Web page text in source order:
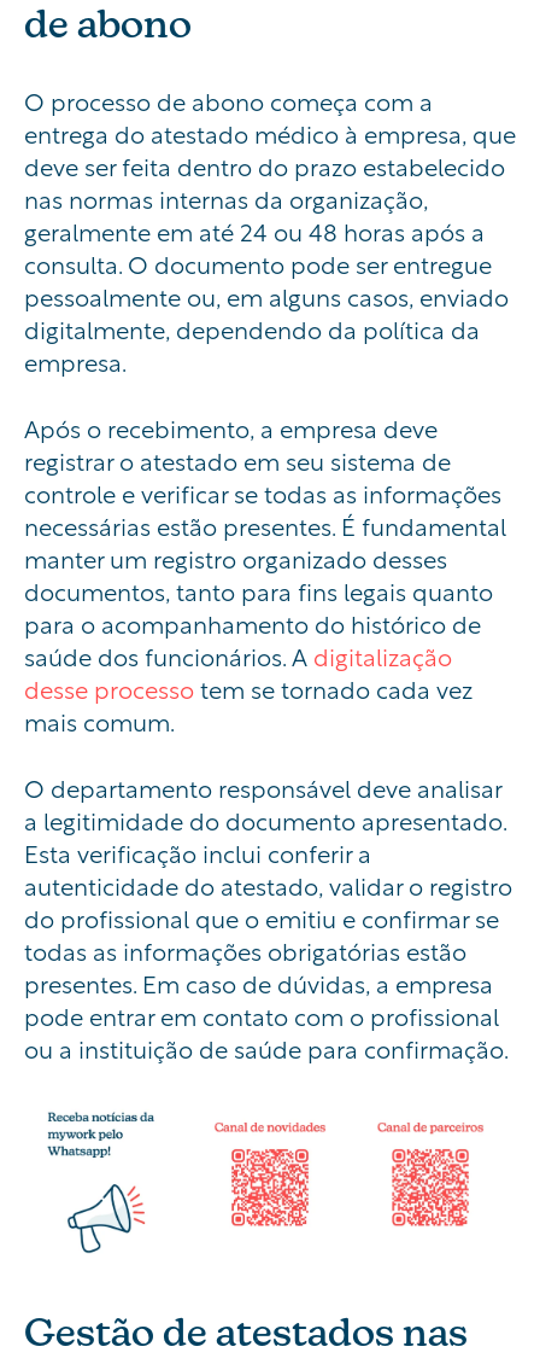
de abono
O processo de abono começa com a
entrega do atestado médico à empresa, que
deve ser feita dentro do prazo estabelecido
nas normas internas da organização,
geralmente em até 24 ou 48 horas após a
consulta. O documento pode ser entregue
pessoalmente ou, em alguns casos, enviado
digitalmente, dependendo da política da
empresa.
Após o recebimento, a empresa deve
registrar o atestado em seu sistema de
controle e verificar se todas as informações
necessárias estão presentes. É fundamental
manter um registro organizado desses
documentos, tanto para fins legais quanto
para o acompanhamento do histórico de
saúde dos funcionários. A digitalização
desse processotem se tornado cada vez
mais comum.
O departamento responsável deve analisar
a legitimidade do documento apresentado.
Esta verificação inclui conferir a
autenticidade do atestado, validar o registro
do profissional que o emitiu e confirmar se
todas as informações obrigatórias estão
presentes. Em caso de dúvidas, a empresa
pode entrar em contato com o profissional
ou a instituição de saúde para confirmação.
Gestão de atestados nas